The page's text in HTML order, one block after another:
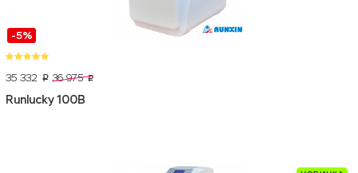
-5%
35 332 p 36 975 p
Runlucky 100B